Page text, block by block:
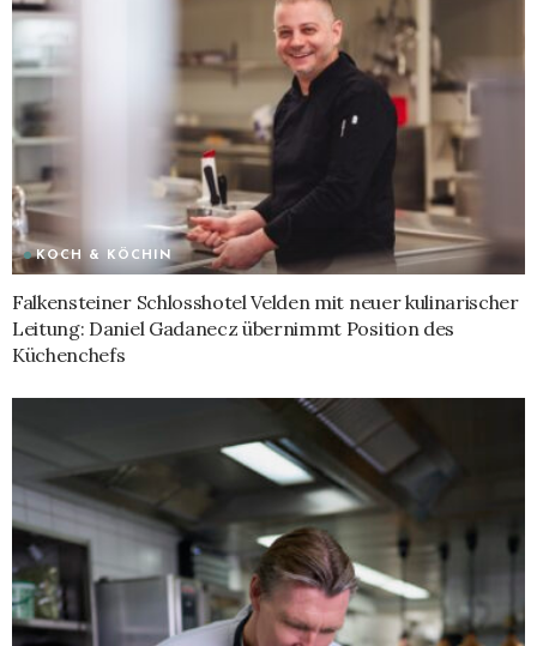
KOCH & KÖCHIN
Falkensteiner Schlosshotel Velden mit neuer kulinarischer
Leitung: Daniel Gadanecz übernimmt Position des
Küchenchefs